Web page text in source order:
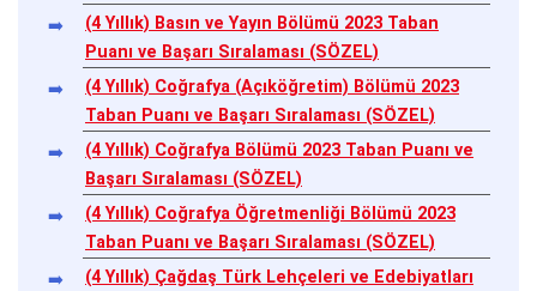
(4 Yıllık) Basın ve Yayın Bölümü 2023 Taban
Puanı ve Başarı Sıralaması (SÖZEL)
(4 Yıllık) Coğrafya (Açıköğretim) Bölümü 2023
Taban Puanı ve Başarı Sıralaması (SÖZEL)
(4 Yıllık) Coğrafya Bölümü 2023 Taban Puanı ve
Başarı Sıralaması (SÖZEL)
(4 Yıllık) Coğrafya Öğretmenliği Bölümü 2023
Taban Puanı ve Başarı Sıralaması (SÖZEL)
(4 Yıllık) Çağdaş Türk Lehçeleri ve Edebiyatları